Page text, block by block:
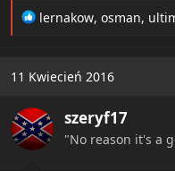
R
t
o
n
s
lernakow, osman,
11 Kwiecień 2016
szeryf17
"No reason it's a